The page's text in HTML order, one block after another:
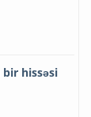
hissəsi